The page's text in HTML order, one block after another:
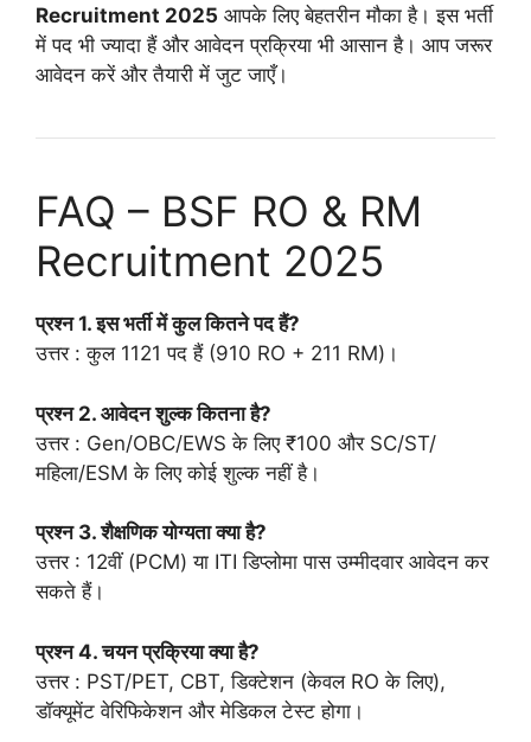
Recruitment 2025 आपके लिए बेहतरीन मौका है। इस भर्ती
में पद भी ज्यादा हैं और आवेदन प्रक्रिया भी आसान है। आप जरूर
आवेदन करें और तैयारी में जुट जाएँ।
FAQ – BSF RO & RM
Recruitment 2025
प्रश्न 1. इस भर्ती में कुल कितने पद हैं?
उत्तर : कुल 1121 पद हैं (910 RO + 211 RM)।
प्रश्न 2. आवेदन शुल्क कितना है?
उत्तर : Gen/OBC/EWS के लिए ₹100 और SC/ST/
महिला/ESM के लिए कोई शुल्क नहीं है।
प्रश्न 3. शैक्षणिक योग्यता क्या है?
उत्तर : 12वीं (PCM) या ITI डिप्लोमा पास उम्मीदवार आवेदन कर
सकते हैं।
प्रश्न 4. चयन प्रक्रिया क्या है?
उत्तर : PST/PET, CBT, डिक्टेशन (केवल RO के लिए),
डॉक्यूमेंट वेरिफिकेशन और मेडिकल टेस्ट होगा।